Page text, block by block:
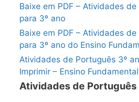
Baixe em PDF – Atividades
para 3º ano
Baixe em PDF – Atividades
para 3º ano do Ensino
Atividades de Português 3º
Imprimir – Ensino Fundamental
Atividades de Português